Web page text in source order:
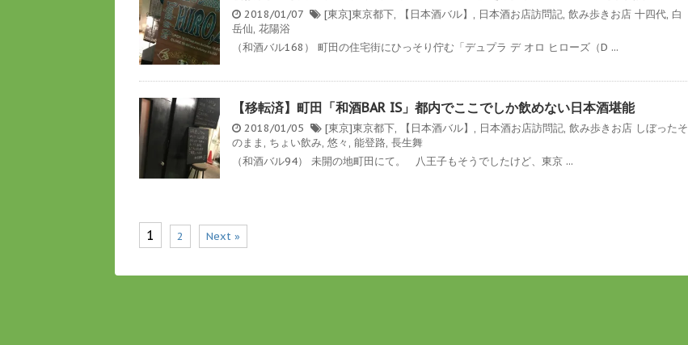
2018/01/07 [東京]東京都下, 【日本酒バル】 , 日本酒お店訪問記, 飲み歩きお店 十四代, 白
岳仙, 花陽浴
（和酒バル168） 町田の住宅街にひっそり佇む「デュプラ デ オロ ヒローズ（D ...
【移転済】町田「和酒BAR IS」都内でここでしか飲めない日本酒堪能
2018/01/05 [東京]東京都下, 【日本酒バル】 , 日本酒お店訪問記, 飲み歩きお店 しぼったそ
のまま , ちょい飲み, 悠々 , 能登路, 長生舞
（和酒バル94） 未開の地町田にて。 八王子もそうでしたけど、東京 ...
1 2 Next »